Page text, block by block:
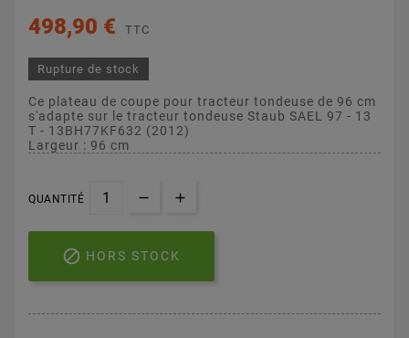
498,90 € TTC
Rupture de stock
Ce plateau de coupe pour tracteur tondeuse de 96 cm
s'adapte sur le tracteur tondeuse Staub SAEL 97 - 13
T - 13BH77KF632 (2012)
Largeur : 96 cm
QUANTITÉ
 HORS STOCK